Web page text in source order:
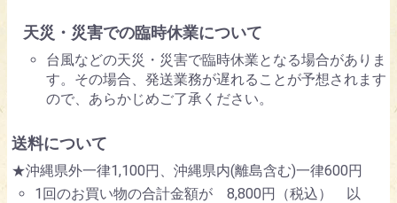
天災・災害での臨時休業について
台風などの天災・災害で臨時休業となる場合がありま
す。その場合、発送業務が遅れることが予想されます
ので、あらかじめご了承ください。
送料について
★沖縄県外一律1,100円、沖縄県内(離島含む)一律600円
1回のお買い物の合計金額が 8,800円（税込） 以